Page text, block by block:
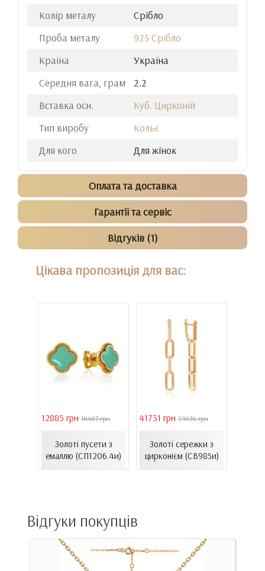
Колір металу
Срібло
Проба металу
925 Срібло
Країна
Україна
Середня вага, грам
2.2
Вставка осн.
Куб. Цирконій
Тип виробу
Кольє
Для кого
Для жінок
Оплата та доставка
Гарантії та сервіс
Відгуків (1)
Цікава пропозиція для вас:
12885 грн 18407 грн
Золоті пусети з
емаллю (СП1206.4и)
41731 грн 59616 грн
Золоті сережки з
цирконієм (СВ985и)
Відгуки покупців